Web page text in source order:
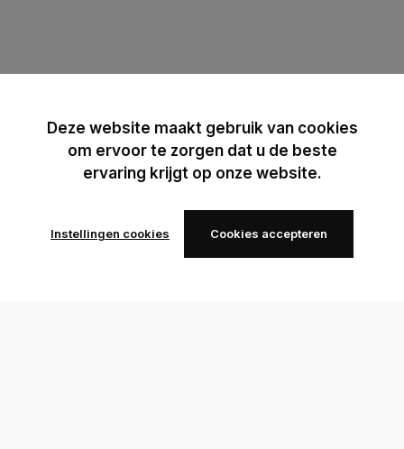
Deze website maakt gebruik van cookies
om ervoor te zorgen dat u de beste
ervaring krijgt op onze website.
Instellingen cookies Cookies accepteren